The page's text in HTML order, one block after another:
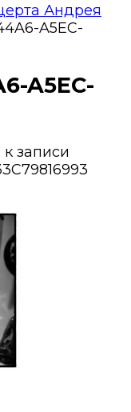
Андрея
A5EC-
A5EC-
к записи